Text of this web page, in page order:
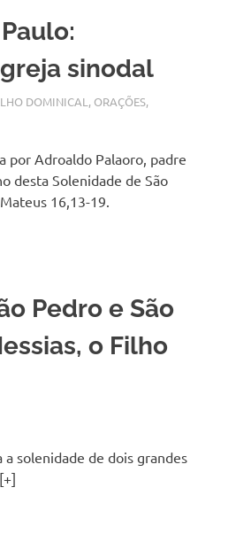
sinodal
DOMINICAL , ORAÇÕES,
por Adroaldo Palaoro, padre
desta Solenidade de São
16,13-19.
Pedro e São
o Filho
solenidade de dois grandes